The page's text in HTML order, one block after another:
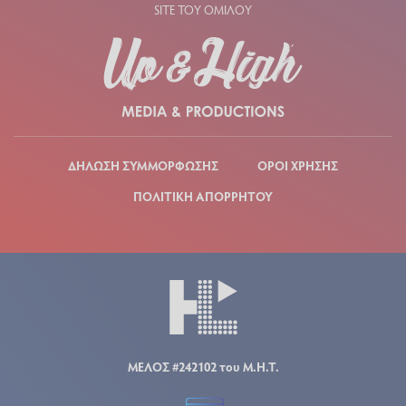
SITE ΤΟΥ ΟΜΙΛΟΥ
ΔΗΛΩΣΗ ΣΥΜΜΟΡΦΩΣΗΣ
ΟΡΟΙ ΧΡΗΣΗΣ
ΠΟΛΙΤΙΚΗ ΑΠΟΡΡΗΤΟΥ
ΜΕΛΟΣ #242102 του Μ.Η.Τ.